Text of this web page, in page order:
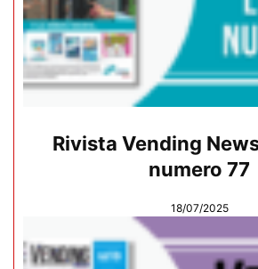
Rivista Vending
numero 77
18/07/2025